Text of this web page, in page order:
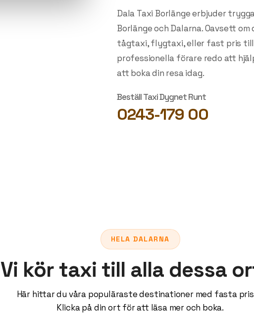
Dala Taxi Borlänge erbjuder
Borlänge och Dalarna. Oavsett
tågtaxi, flygtaxi, eller fast pris till
professionella förare redo att
att boka din resa idag.
Beställ Taxi Dygnet Runt
0243-179 00
HELA DALARNA
Vi kör taxi till alla dessa
Här hittar du våra populäraste destinationer med fasta
Klicka på din ort för att läsa mer och boka.